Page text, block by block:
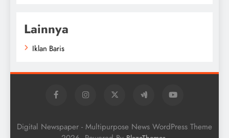
Lainnya
Iklan Baris
Digital Newspaper - Multipurpose News WordPress Theme